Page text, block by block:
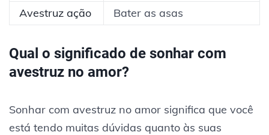
Avestruz ação
Bater as asas
Qual o significado de sonhar com
avestruz no amor?
Sonhar com avestruz no amor significa que você
está tendo muitas dúvidas quanto às suas